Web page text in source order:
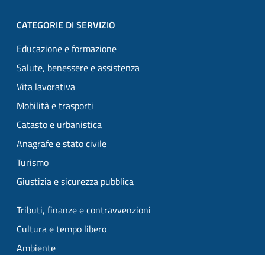
CATEGORIE DI SERVIZIO
Educazione e formazione
Salute, benessere e assistenza
Vita lavorativa
Mobilità e trasporti
Catasto e urbanistica
Anagrafe e stato civile
Turismo
Giustizia e sicurezza pubblica
Tributi, finanze e contravvenzioni
Cultura e tempo libero
Ambiente